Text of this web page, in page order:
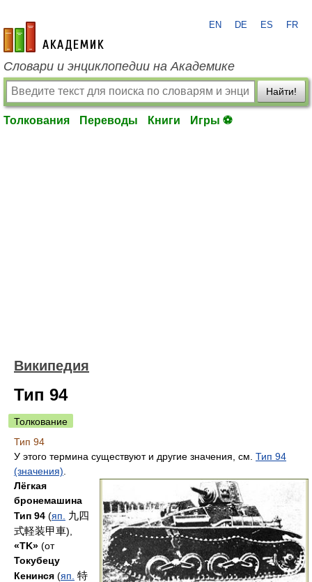
academic.ru
EN DE ES FR
Словари и энциклопедии на Академике
Найти!
Толкования Переводы Книги Игры ⚽
Википедия
Тип 94
Толкование
Тип 94
У этого термина существуют и другие значения, см. Тип 94
(значения)
Лёгкая
бронемашина
Тип 94 (яп.
九四
式軽装甲車),
«TK» (от
Токубецу
Кенинся (яп. 特